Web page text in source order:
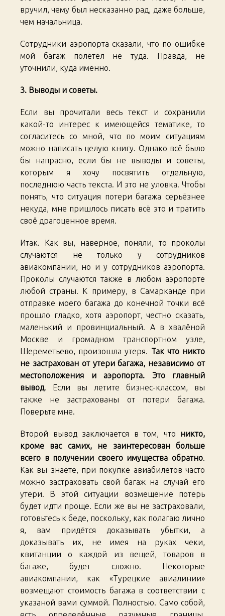
вручил, чему был несказанно рад, даже больше,
чем начальница.
Сотрудники аэропорта сказали, что по ошибке
мой багаж полетел не туда. Правда, не
уточнили, куда именно.
3. Выводы и советы.
Если вы прочитали весь текст и сохранили
какой-то интерес к имеющейся тематике, то
согласитесь со мной, что по моим ситуациям
можно написать целую книгу. Однако всё было
бы напрасно, если бы не выводы и советы,
которым я хочу посвятить отдельную,
последнюю часть текста. И это не уловка. Чтобы
понять, что ситуация потери багажа серьёзнее
некуда, мне пришлось писать всё это и тратить
своё драгоценное время.
Итак. Как вы, наверное, поняли, то проколы
случаются не только у сотрудников
авиакомпании, но и у сотрудников аэропорта.
Проколы случаются также в любом аэропорте
любой страны. К примеру, в Самарканде при
отправке моего багажа до конечной точки всё
прошло гладко, хотя аэропорт, честно сказать,
маленький и провинциальный. А в хвалёной
Москве и громадном транспортном узле,
Шереметьево, произошла утеря. Так что никто
не застрахован от утери багажа, независимо от
местоположения и аэропорта. Это главный
вывод . Если вы летите бизнес-классом, вы
также не застрахованы от потери багажа.
Поверьте мне.
Второй вывод заключается в том, что никто,
кроме вас самих, не заинтересован больше
всего в получении своего имущества обратно
Как вы знаете, при покупке авиабилетов часто
можно застраховать свой багаж на случай его
утери. В этой ситуации возмещение потерь
будет идти проще. Если же вы не застраховали,
готовьтесь к беде, поскольку, как полагаю лично
я, вам придётся доказывать убытки, а
доказывать их, не имея на руках чеки,
квитанции о каждой из вещей, товаров в
багаже, будет сложно. Некоторые
авиакомпании, как «Турецкие авиалинии»
возмещают стоимость багажа в соответствии с
указаной вами суммой. Полностью. Само собой,